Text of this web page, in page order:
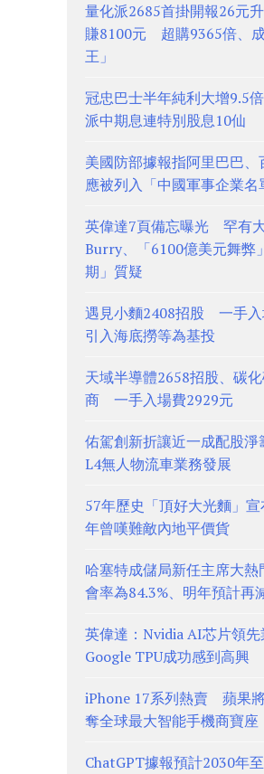
量化派2685首掛開報26元
賺8100元 超購9365倍、
王」
冠忠巴士半年純利大增9.5
派中期息連特別股息10仙
美國防部據報指阿里巴巴
應被列入「中國軍事企業名
英偉達7頁備忘曝光 罕有
Burry、「6100億美元舞弊
期」質疑
遇見小麵2408招股 一手入
引入海底撈等為基投
天域半導體2658招股、碳
商 一手入場費2929元
佑駕創新折讓近一成配股
L4無人物流車業務發展
57年歷史「頂好大光麵」
年曾嘆難敵內地平價貨
哈塞特成儲局新任主席大
會率為84.3%、明年預計再
英偉達：Nvidia AI芯片領
Google TPU成功感到高興
iPhone 17系列熱賣 蘋果
奪全球最大智能手機商寶座
ChatGPT據報預計2030年